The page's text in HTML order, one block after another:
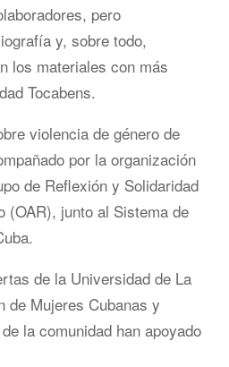
pero
y, sobre todo,
los materiales con más
Tocabens.
violencia de género de
por la organización
de Reflexión y Solidaridad
(OAR), junto al Sistema de
de la Universidad de La
de Mujeres Cubanas y
la comunidad han apoyado